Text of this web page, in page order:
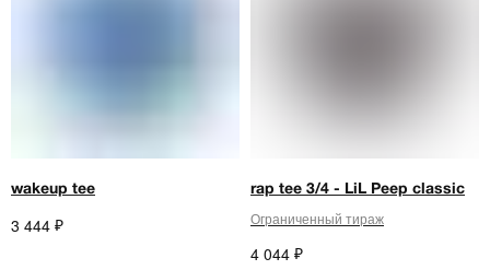
wakeup tee
3 444 ₽
rap tee 3/4 - LiL Peep classic
Ограниченный тираж
4 044 ₽